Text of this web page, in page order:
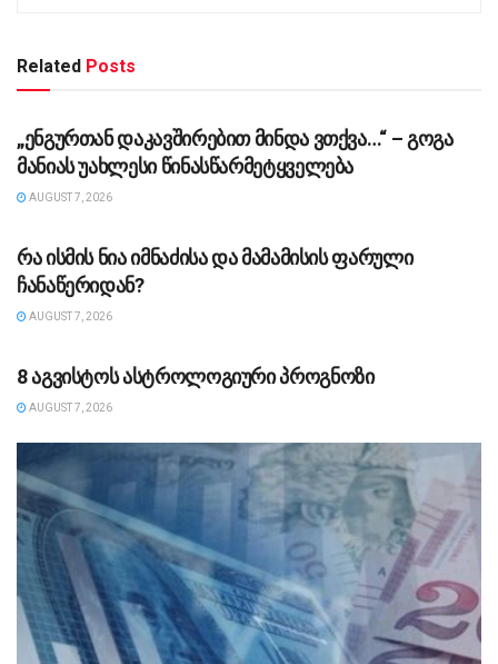
Related Posts
ᲡᲐᲖᲝᲒᲐᲓᲝᲔᲑᲐ
„ენგურთან დაკავშირებით მინდა ვთქვა…“ – გოგა
მანიას უახლესი წინასწარმეტყველება
AUGUST 7, 2026
რა ისმის ნია იმნაძისა და მამამისის ფარული
ჩანაწერიდან?
AUGUST 7, 2026
8 აგვისტოს ასტროლოგიური პროგნოზი
AUGUST 7, 2026